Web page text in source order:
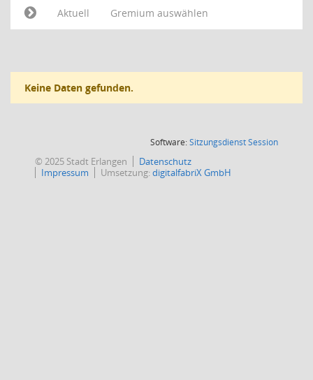
Aktuell
Gremium auswählen
Keine Daten gefunden.
Software:SitzungsdienstSession(Wird in
© 2025 Stadt Erlangen
Datenschutz
Impressum
Umsetzung:digitalfabriX GmbH